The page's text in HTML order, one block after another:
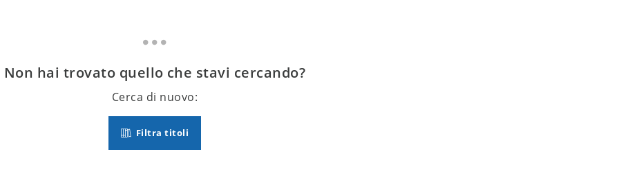
Non hai trovato quello che stavi cercando?
Cerca di nuovo:
Filtra titoli